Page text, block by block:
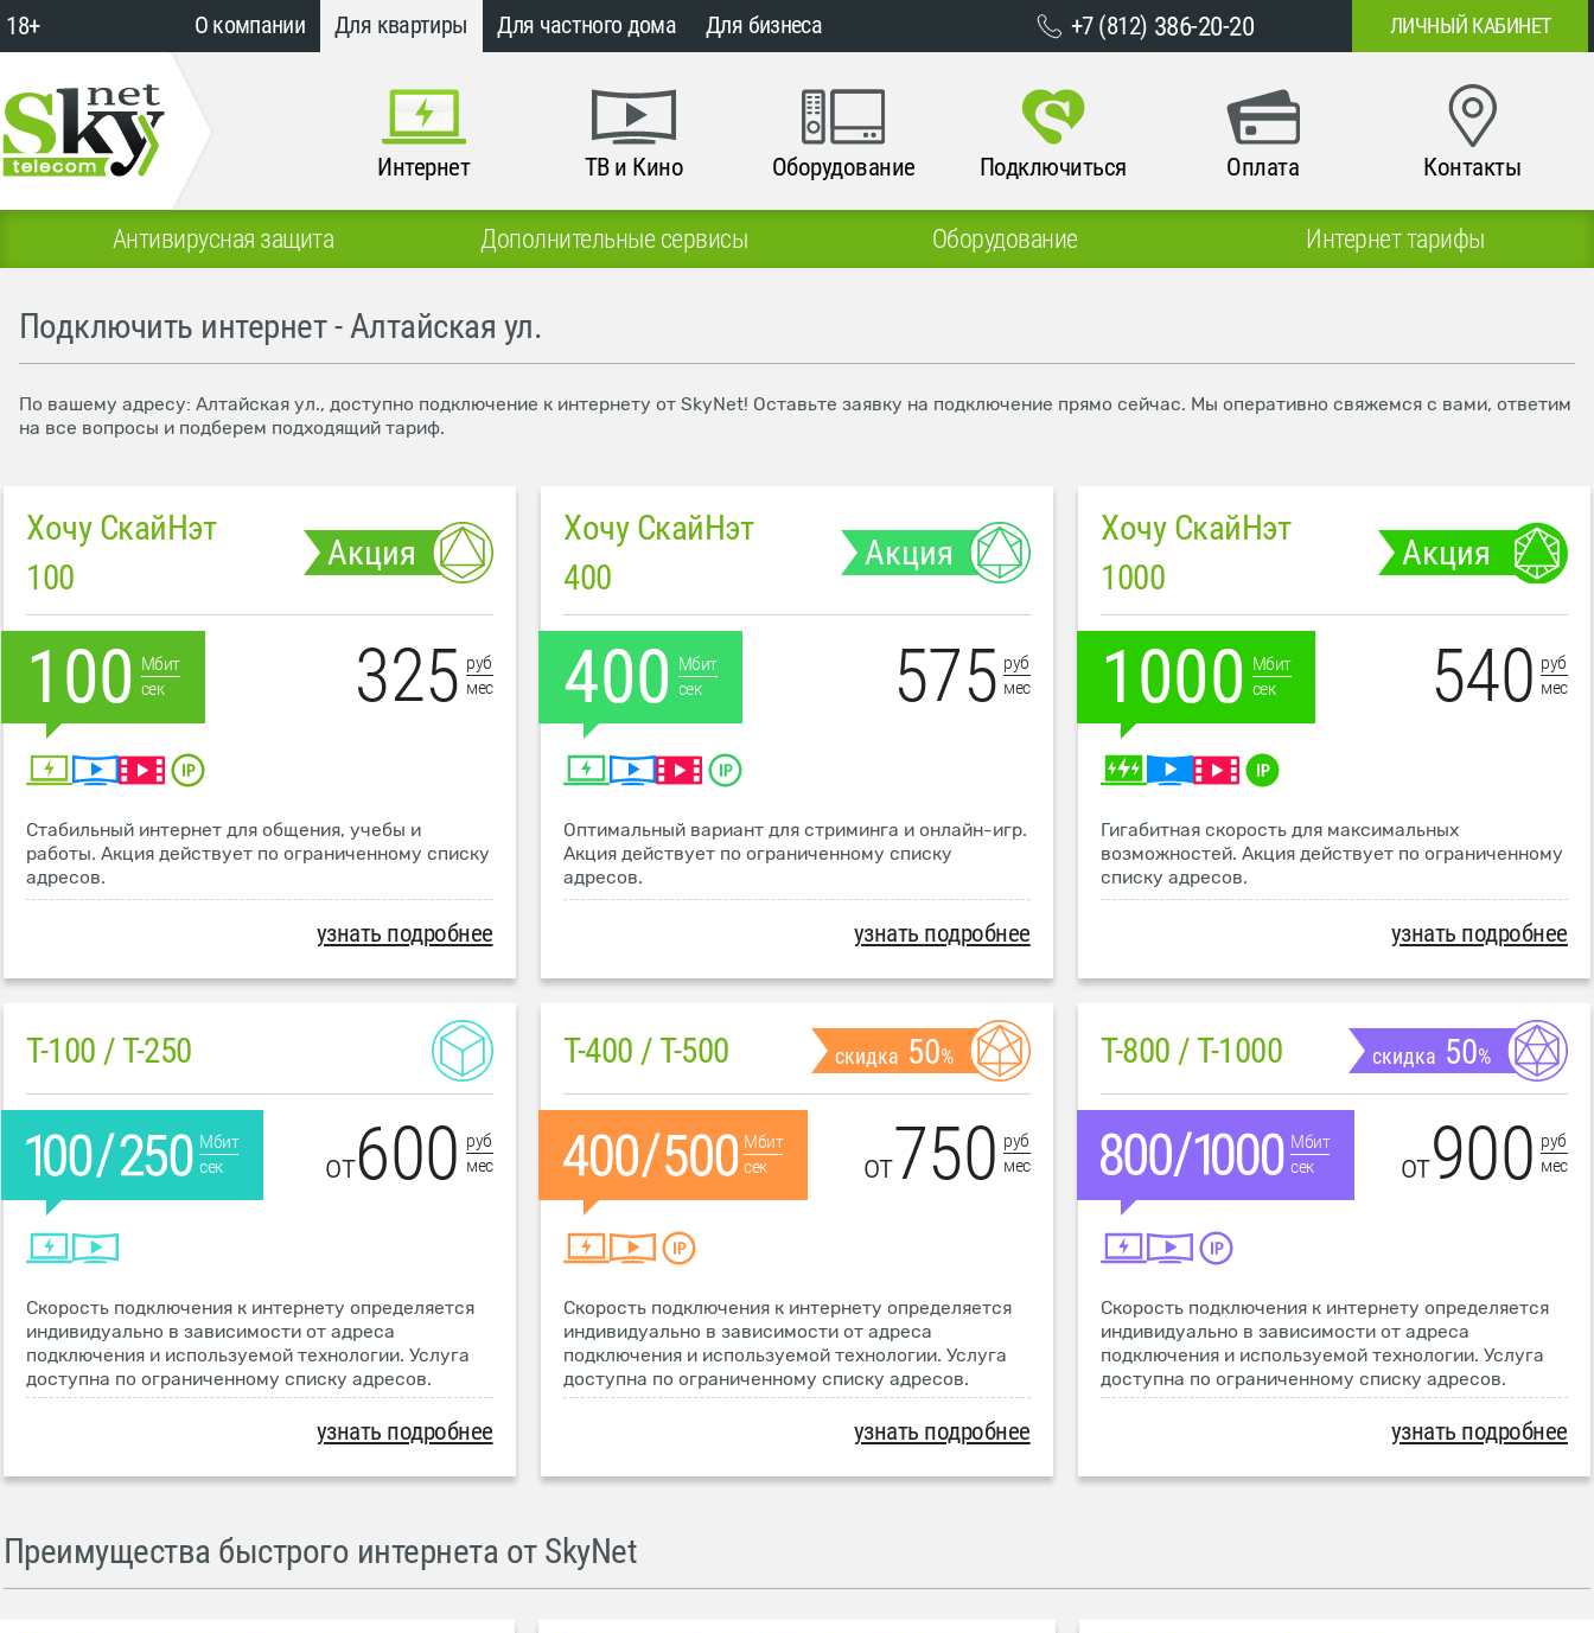
18+ О компании Для квартиры Для частного дома Для бизнеса +7 (812) 386-20-20 ЛИЧНЫЙ КАБИНЕТ
Интернет ТВ и Кино Оборудование Подключиться Оплата Контакты
Антивирусная защита Дополнительные сервисы Оборудование Интернет тарифы
Подключить интернет - Алтайская ул.
По вашему адресу: Алтайская ул., доступно подключение к интернету от SkyNet! Оставьте заявку на подключение прямо сейчас. Мы оперативно свяжемся с вами, ответим
на все вопросы и подберем подходящий тариф.
Хочу СкайНэт
100
Акция
100 Мбит
сек
325 руб
мес
Стабильный интернет для общения, учебы и
работы. Акция действует по ограниченному списку
адресов.
узнать подробнее
Хочу СкайНэт
400
Акция
400 Мбит
сек
575 руб
мес
Оптимальный вариант для стриминга и онлайн-игр.
Акция действует по ограниченному списку
адресов.
узнать подробнее
Хочу СкайНэт
1000
Акция
1000 Мбит
сек
540 руб
мес
Гигабитная скорость для максимальных
возможностей. Акция действует по ограниченному
списку адресов.
узнать подробнее
T-100 / T-250
Мбит
сек
от600 руб
мес
Скорость подключения к интернету определяется
индивидуально в зависимости от адреса
подключения и используемой технологии. Услуга
доступна по ограниченному списку адресов.
узнать подробнее
T-400 / T-500 скидка 50%
Мбит
сек
от750 руб
мес
Скорость подключения к интернету определяется
индивидуально в зависимости от адреса
подключения и используемой технологии. Услуга
доступна по ограниченному списку адресов.
узнать подробнее
T-800 / T-1000 скидка 50%
Мбит
сек
от900 руб
мес
Скорость подключения к интернету определяется
индивидуально в зависимости от адреса
подключения и используемой технологии. Услуга
доступна по ограниченному списку адресов.
узнать подробнее
Преимущества быстрого интернета от SkyNet